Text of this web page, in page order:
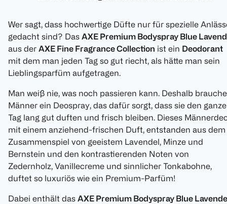
Wer sagt, dass hochwertige Düfte nur für spezielle
gedacht sind? Das AXE Premium Bodyspray Blue
aus der AXE Fine Fragrance Collection ist ein Deodorant
mit dem man jeden Tag so gut riecht, als hätte man sein
Lieblingsparfüm aufgetragen.
Man weiß nie, was noch passieren kann. Deshalb
Männer ein Deospray, das dafür sorgt, dass sie den
Tag lang gut duften und frisch bleiben. Dieses
mit einem anziehend-frischen Duft, entstanden aus dem
Zusammenspiel von geeistem Lavendel, Minze und
Bernstein und den kontrastierenden Noten von
Zedernholz, Vanillecreme und sinnlicher Tonkabohne,
duftet so luxuriös wie ein Premium-Parfüm!
Dabei enthält das AXE Premium Bodyspray Blue